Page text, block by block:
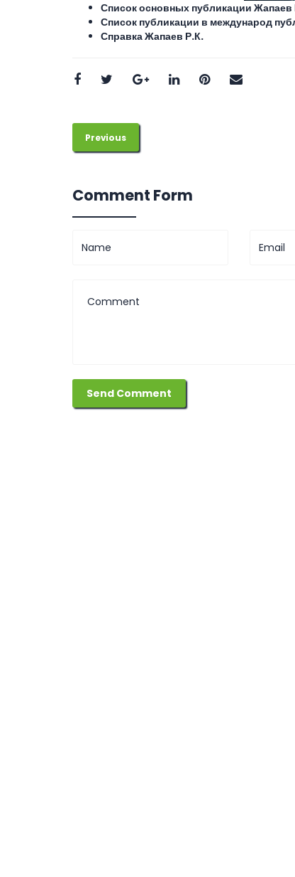
Список основных публикации Жапаев
Список публикации в международ
Справка Жапаев Р.К.
Previous
Comment Form